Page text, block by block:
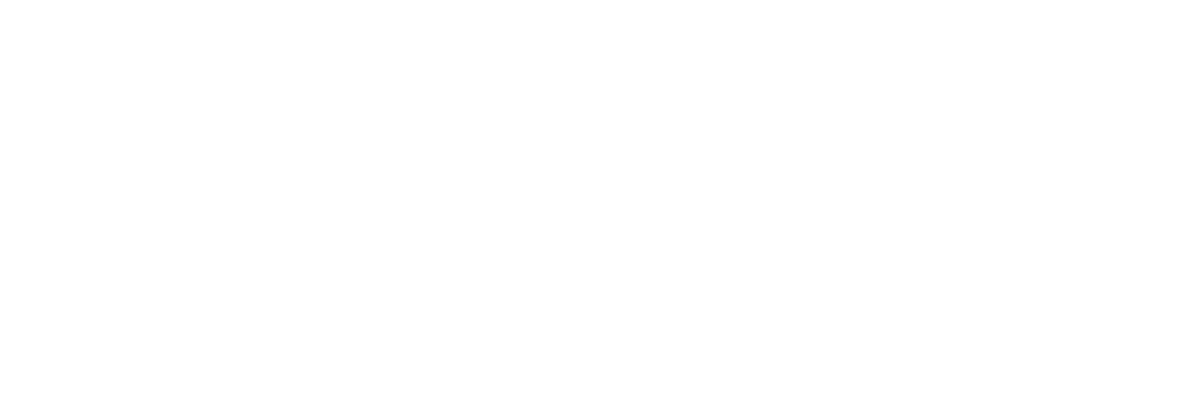
Ответим